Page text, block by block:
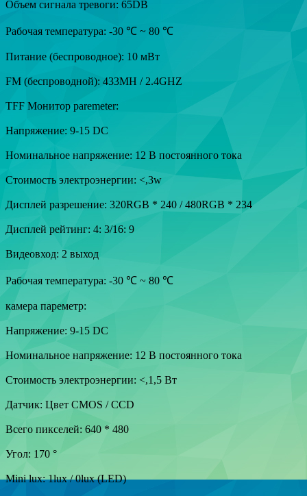
Объем сигнала тревоги: 65DB
Рабочая температура: -30 ℃ ~ 80 ℃
Питание (беспроводное): 10 мВт
FM (беспроводной): 433MH / 2.4GHZ
TFF Монитор paremeter:
Напряжение: 9-15 DC
Номинальное напряжение: 12 В постоянного тока
Стоимость электроэнергии: <,3w
Дисплей разрешение: 320RGB * 240 / 480RGB * 234
Дисплей рейтинг: 4: 3/16: 9
Видеовход: 2 выход
Рабочая температура: -30 ℃ ~ 80 ℃
камера пареметр:
Напряжение: 9-15 DC
Номинальное напряжение: 12 В постоянного тока
Стоимость электроэнергии: <,1,5 Вт
Датчик: Цвет CMOS / CCD
Всего пикселей: 640 * 480
Угол: 170 °
Mini lux: 1lux / 0lux (LED)